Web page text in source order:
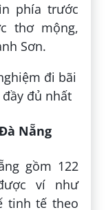
phía trước
thơ mộng,
Sơn.
Nẵng
gồm 122
ví như
tinh tế theo